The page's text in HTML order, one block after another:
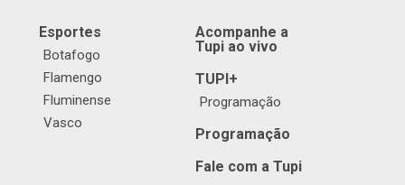
Esportes
Botafogo
Flamengo
Fluminense
Vasco
Acompanhe a
Tupi ao vivo
TUPI+
Programação
Programação
Fale com a Tupi